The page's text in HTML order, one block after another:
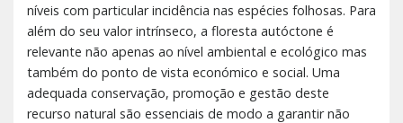
níveis com particular incidência nas espécies folhosas. Para
além do seu valor intrínseco, a floresta autóctone é
relevante não apenas ao nível ambiental e ecológico mas
também do ponto de vista económico e social. Uma
adequada conservação, promoção e gestão deste
recurso natural são essenciais de modo a garantir não